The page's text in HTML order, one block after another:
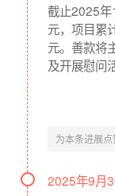
项目起止时间:
截止2025
元，项目累
元。善款将
及开展慰问
为本条进展点
2025年9月